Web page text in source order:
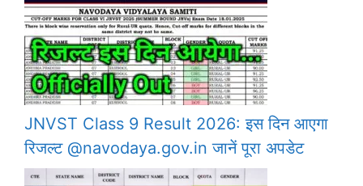
JNVST Class 9 Result 2026: इस दिन आएगा
रिजल्ट @navodaya.gov.in जानें पूरा अपडेट